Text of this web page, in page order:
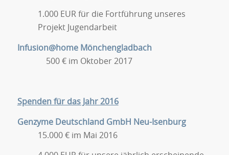
1.000 EUR für die Fortführung unseres
Projekt Jugendarbeit
Infusion@home Mönchengladbach
500 € im Oktober 2017
Spenden für das Jahr 2016
Genzyme Deutschland GmbH Neu-Isenburg
15.000 € im Mai 2016